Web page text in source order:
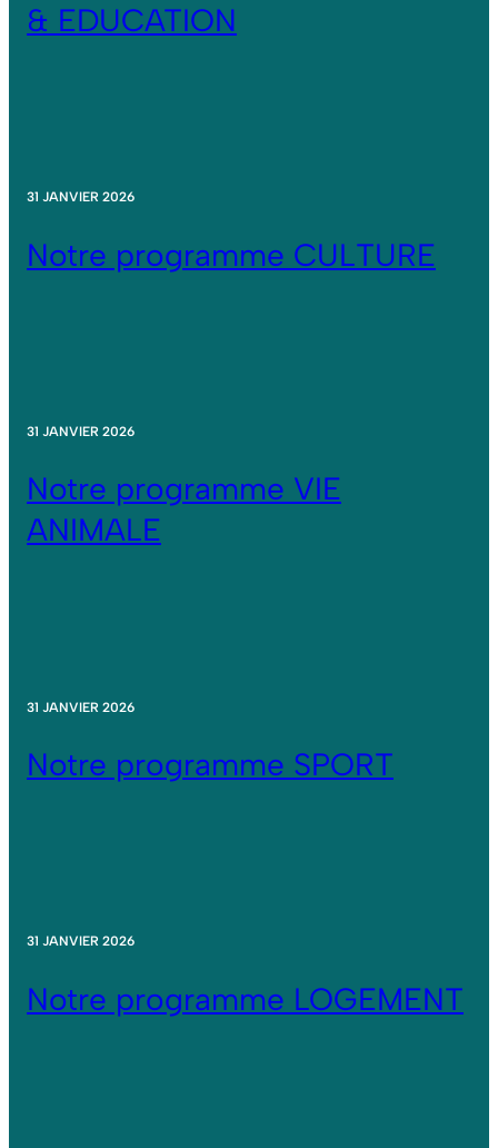
& EDUCATION
31 JANVIER 2026
Notre programme CULTURE
31 JANVIER 2026
Notre programme VIE
ANIMALE
31 JANVIER 2026
Notre programme SPORT
31 JANVIER 2026
Notre programme LOGEMENT